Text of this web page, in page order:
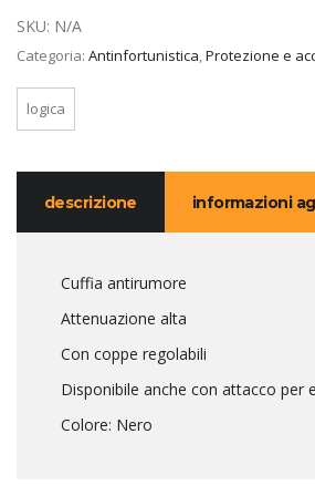
SKU: N/A
Categoria: Antinfortunistica,Protezione e
logica
descrizione informazioni
Cuffia antirumore
Attenuazione alta
Con coppe regolabili
Disponibile anche con attacco per
Colore: Nero